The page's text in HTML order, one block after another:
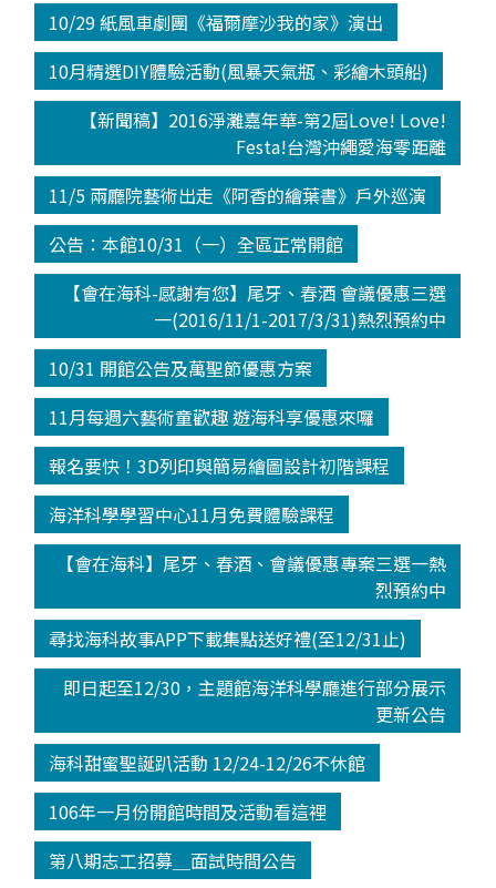
10/29 紙風車劇團《福爾摩沙我的家》演出
10月精選DIY體驗活動(風暴天氣瓶、彩繪木頭船)
【新聞稿】2016淨灘嘉年華-第2屆Love! Love!
Festa!台灣沖繩愛海零距離
11/5 兩廳院藝術出走《阿香的繪葉書》戶外巡演
公告：本館10/31（一）全區正常開館
【會在海科-感謝有您】尾牙、春酒 會議優惠三選
一(2016/11/1-2017/3/31)熱烈預約中
10/31 開館公告及萬聖節優惠方案
11月每週六藝術童歡趣 遊海科享優惠來囉
報名要快！3D列印與簡易繪圖設計初階課程
海洋科學學習中心11月免費體驗課程
【會在海科】尾牙、春酒、會議優惠專案三選一熱
烈預約中
尋找海科故事APP下載集點送好禮(至12/31止)
即日起至12/30，主題館海洋科學廳進行部分展示
更新公告
海科甜蜜聖誕趴活動 12/24-12/26不休館
106年一月份開館時間及活動看這裡
第八期志工招募＿面試時間公告